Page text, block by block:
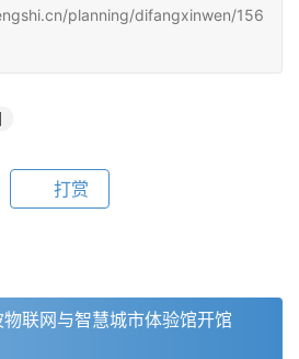
planning/difangxinwen/156
打赏
联网与智慧城市体验馆开馆